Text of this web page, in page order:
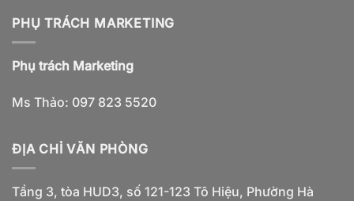
PHỤ TRÁCH MARKETING
Phụ trách Marketing
Ms Thảo: 097 823 5520
ĐỊA CHỈ VĂN PHÒNG
Tầng 3, tòa HUD3, số 121-123 Tô Hiệu, Phường Hà